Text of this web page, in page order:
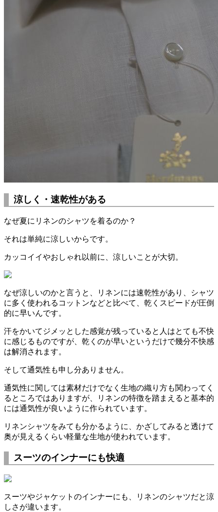
涼しく・速乾性がある
なぜ夏にリネンのシャツを着るのか？
それは単純に涼しいからです。
カッコイイやおしゃれ以前に、涼しいことが大切。
なぜ涼しいのかと言うと、リネンには速乾性があり、シャツ
に多く使われるコットンなどと比べて、乾くスピードが圧倒
的に早いんです。
汗をかいてジメッとした感覚が残っていると人はとても不快
に感じるものですが、乾くのが早いというだけで幾分不快感
は解消されます。
そして通気性も申し分ありません。
通気性に関しては素材だけでなく生地の織り方も関わってく
るところではありますが、リネンの特徴を踏まえると基本的
には通気性が良いように作られています。
リネンシャツをみても分かるように、かざしてみると透けて
奥が見えるくらい軽量な生地が使われています。
スーツのインナーにも快適
スーツやジャケットのインナーにも、リネンのシャツだと涼
しさが違います。